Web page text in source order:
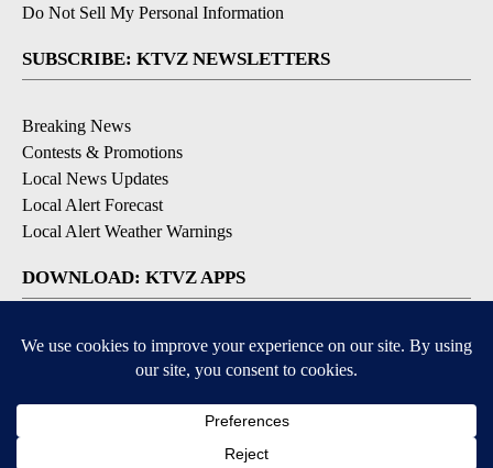
Do Not Sell My Personal Information
SUBSCRIBE: KTVZ NEWSLETTERS
Breaking News
Contests & Promotions
Local News Updates
Local Alert Forecast
Local Alert Weather Warnings
DOWNLOAD: KTVZ APPS
Apple & Google Play Stores